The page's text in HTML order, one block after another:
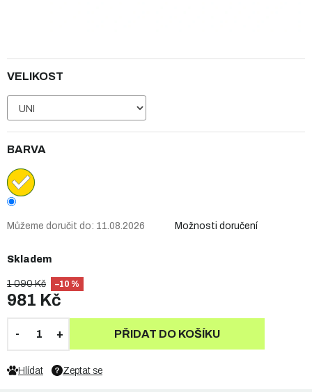
1 090 Kč –10 %
981 Kč
Skladem
VELIKOST
BARVA
Můžeme doručit do: 11.08.2026 Možnosti doručení
PŘIDAT DO KOŠÍKU
Zeptat se
Hlídat